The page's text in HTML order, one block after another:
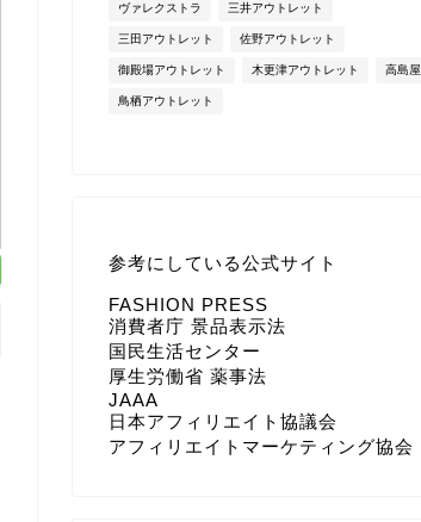
ヴァレクストラ 三井アウトレット
三田アウトレット 佐野アウトレット
御殿場アウトレット 木更津アウトレット 高島屋
鳥栖アウトレット
参考にしている公式サイト
FASHION PRESS
消費者庁 景品表示法
国民生活センター
厚生労働省 薬事法
JAAA
日本アフィリエイト協議会
アフィリエイトマーケティング協会